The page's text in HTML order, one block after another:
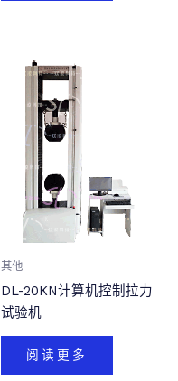
其他
DL-20KN计算机控制拉力
试验机
阅读更多